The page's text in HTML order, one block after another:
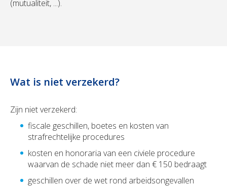
(mutualiteit, ...).
Wat is niet verzekerd?
Zijn niet verzekerd:
fiscale geschillen, boetes en kosten van
strafrechtelijke procedures
kosten en honoraria van een civiele procedure
waarvan de schade niet meer dan € 150 bedraagt
geschillen over de wet rond arbeidsongevallen